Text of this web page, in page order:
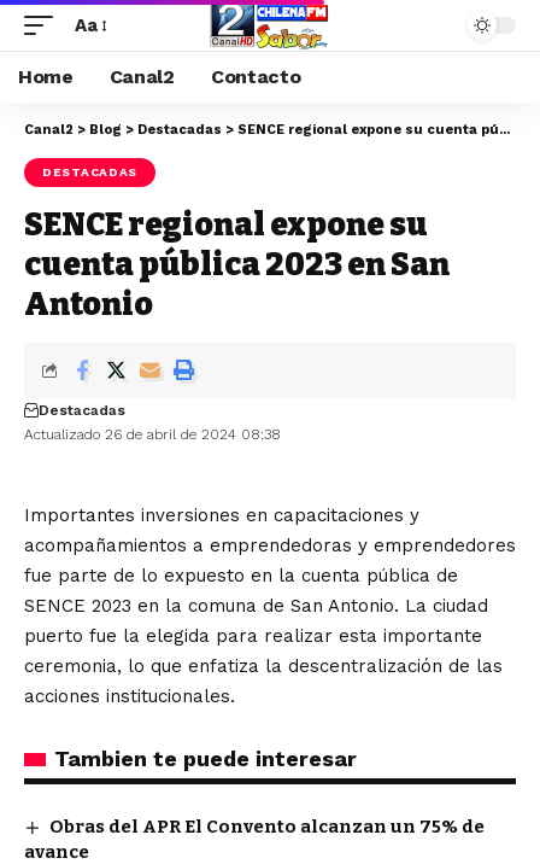
Aa
Home Canal2 Contacto
Canal2 > Blog > Destacadas > SENCE regional expone su cuenta pública 2023 en San Antonio
DESTACADAS
SENCE regional expone su
cuenta pública 2023 en San
Antonio
Actualizado 26 de abril de 2024 08:38
Destacadas
Importantes inversiones en capacitaciones y
acompañamientos a emprendedoras y emprendedores
fue parte de lo expuesto en la cuenta pública de
SENCE 2023 en la comuna de San Antonio. La ciudad
puerto fue la elegida para realizar esta importante
ceremonia, lo que enfatiza la descentralización de las
acciones institucionales.
Tambien te puede interesar
Obras del APR El Convento alcanzan un 75% de
avance